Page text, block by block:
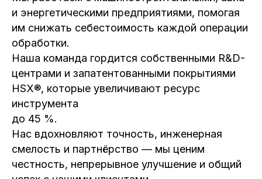
и энергетическими предприятиями, помогая
им снижать себестоимость каждой операции
обработки.
Наша команда гордится собственными R&D-
центрами и запатентованными покрытиями
HSX®, которые увеличивают ресурс
инструмента
до 45 %.
Нас вдохновляют точность, инженерная
смелость и партнёрство — мы ценим
честность, непрерывное улучшение и общий